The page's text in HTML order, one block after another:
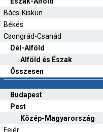
Bács-Kiskun
Békés
Csongrád-Csanád
Dél-Alföld
Alföld és Észak
Összesen
Budapest
Pest
Közép-Magyarország
Fejér